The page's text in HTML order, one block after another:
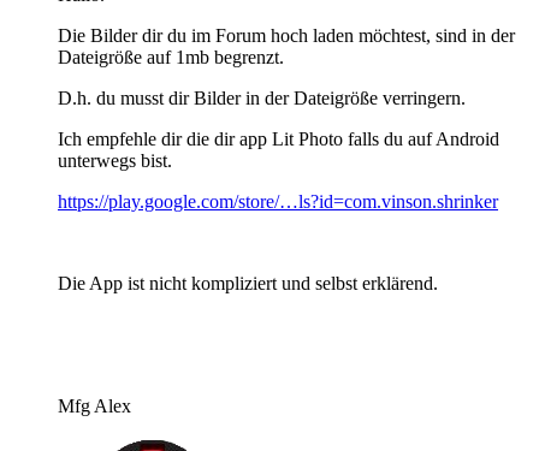
Die Bilder dir du im Forum hoch laden möchtest, sind in der
Dateigröße auf 1mb begrenzt.
D.h. du musst dir Bilder in der Dateigröße verringern.
Ich empfehle dir die dir app Lit Photo falls du auf Android
unterwegs bist.
https://play.google.com/store/…ls?id=com.vinson.shrinker
Die App ist nicht kompliziert und selbst erklärend.
Mfg Alex